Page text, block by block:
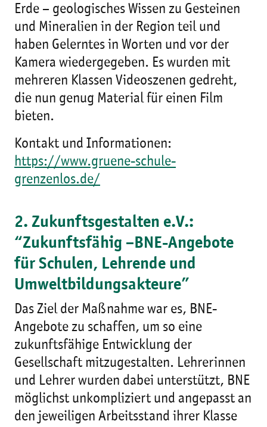
Erde – geologisches Wissen zu Gesteinen
und Mineralien in der Region teil und
haben Gelerntes in Worten und vor der
Kamera wiedergegeben. Es wurden mit
mehreren Klassen Videoszenen gedreht,
die nun genug Material für einen Film
bieten.
Kontakt und Informationen:
https://www.gruene-schule-
grenzenlos.de/
2. Zukunftsgestalten e.V.:
“Zukunftsfähig –BNE-Angebote
für Schulen, Lehrende und
Umweltbildungsakteure”
Das Ziel der Maßnahme war es, BNE-
Angebote zu schaffen, um so eine
zukunftsfähige Entwicklung der
Gesellschaft mitzugestalten. Lehrerinnen
und Lehrer wurden dabei unterstützt, BNE
möglichst unkompliziert und angepasst an
den jeweiligen Arbeitsstand ihrer Klasse